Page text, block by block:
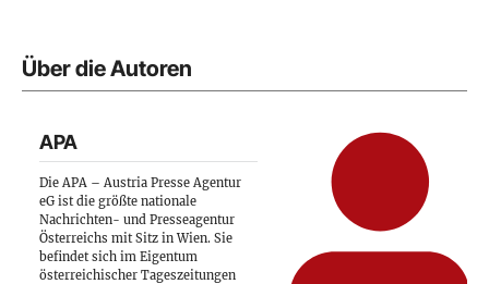
Über die Autoren
APA
Die APA – Austria Presse Agentur
eG ist die größte nationale
Nachrichten- und Presseagentur
Österreichs mit Sitz in Wien. Sie
befindet sich im Eigentum
österreichischer Tageszeitungen